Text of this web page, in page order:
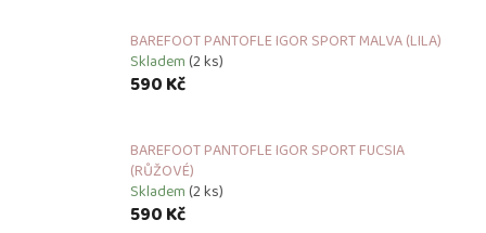
BAREFOOT PANTOFLE IGOR SPORT MALVA (LILA)
Skladem(2 ks)
590 Kč
BAREFOOT PANTOFLE IGOR SPORT FUCSIA
(RŮŽOVÉ)
Skladem(2 ks)
590 Kč